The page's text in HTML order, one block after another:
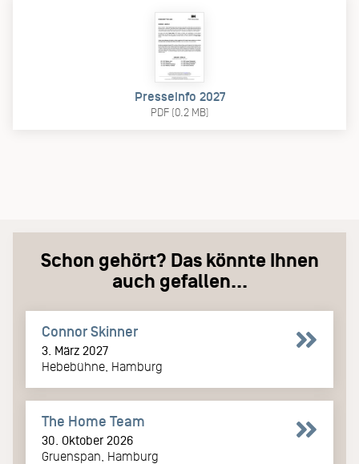
Presseinfo 2027
PDF (0.2 MB)
Schon gehört? Das könnte Ihnen
auch gefallen...
Connor Skinner
3. März 2027
Hebebühne, Hamburg
The Home Team
30. Oktober 2026
Gruenspan, Hamburg